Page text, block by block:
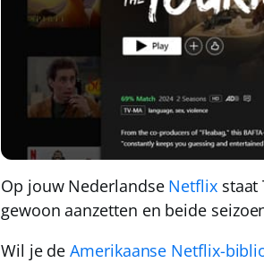
Op jouw Nederlandse Netflixstaat
gewoon aanzetten en beide
Wil je deAmerikaanse Netflix-